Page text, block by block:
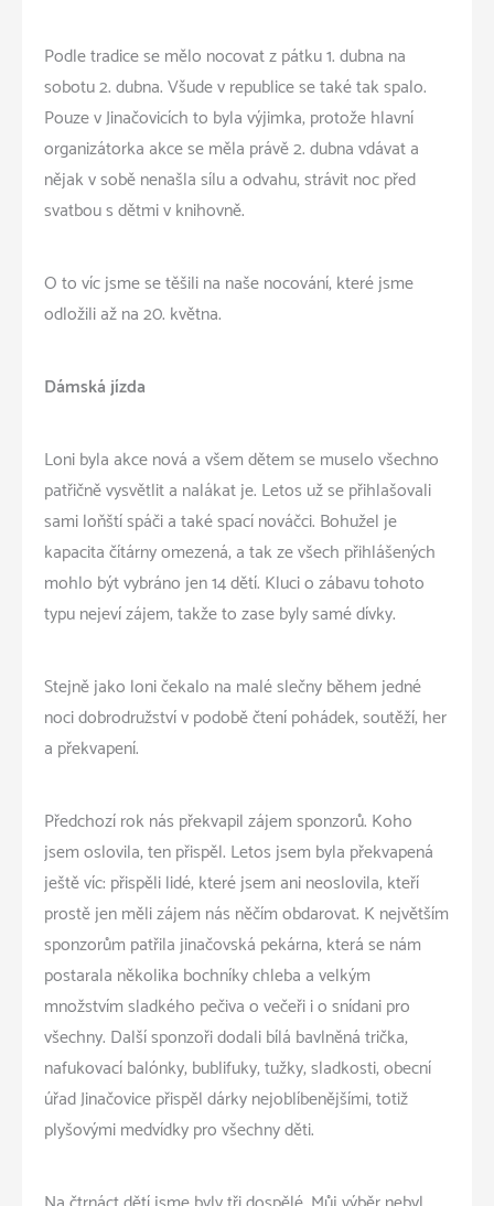
Podle tradice se mělo nocovat z pátku 1. dubna na
sobotu 2. dubna. Všude v republice se také tak spalo.
Pouze v Jinačovicích to byla výjimka, protože hlavní
organizátorka akce se měla právě 2. dubna vdávat a
nějak v sobě nenašla sílu a odvahu, strávit noc před
svatbou s dětmi v knihovně.
O to víc jsme se těšili na naše nocování, které jsme
odložili až na 20. května.
Dámská jízda
Loni byla akce nová a všem dětem se muselo všechno
patřičně vysvětlit a nalákat je. Letos už se přihlašovali
sami loňští spáči a také spací nováčci. Bohužel je
kapacita čítárny omezená, a tak ze všech přihlášených
mohlo být vybráno jen 14 dětí. Kluci o zábavu tohoto
typu nejeví zájem, takže to zase byly samé dívky.
Stejně jako loni čekalo na malé slečny během jedné
noci dobrodružství v podobě čtení pohádek, soutěží, her
a překvapení.
Předchozí rok nás překvapil zájem sponzorů. Koho
jsem oslovila, ten přispěl. Letos jsem byla překvapená
ještě víc: přispěli lidé, které jsem ani neoslovila, kteří
prostě jen měli zájem nás něčím obdarovat. K největším
sponzorům patřila jinačovská pekárna, která se nám
postarala několika bochníky chleba a velkým
množstvím sladkého pečiva o večeři i o snídani pro
všechny. Další sponzoři dodali bílá bavlněná trička,
nafukovací balónky, bublifuky, tužky, sladkosti, obecní
úřad Jinačovice přispěl dárky nejoblíbenějšími, totiž
plyšovými medvídky pro všechny děti.